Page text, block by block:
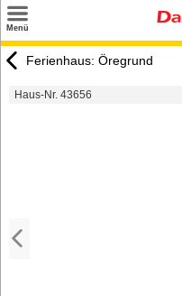
Menü
Urlaubsziele
Ferienhaus: Öregrund
Haus-Nr. 43656